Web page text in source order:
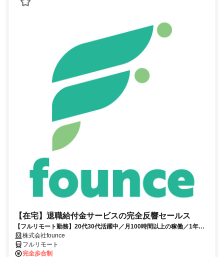
【在宅】退職給付金サービスの完全反響セールス
【フルリモート勤務】20代30代活躍中／月100時間以上の稼働／1年目
の最高月収100万円／営業経験1年あればOK／アポ取りなし提案のみ／
研修制度充実
株式会社founce
フルリモート
完全歩合制